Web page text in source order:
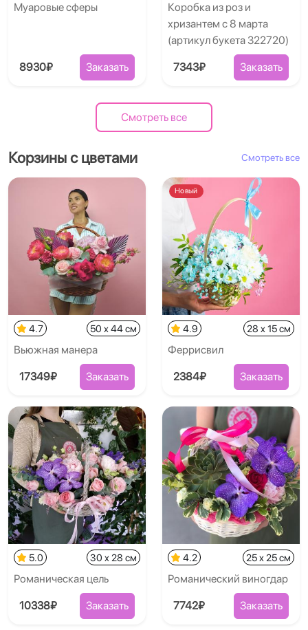
Муаровые сферы
8930₽ Заказать
Коробка из роз и
хризантем с 8 марта
(артикул букета 322720)
7343₽ Заказать
Смотреть все
Корзины с цветами Смотреть все
4.7 50 x 44 см
Вьюжная манера
17349₽ Заказать
Новый
4.9 28 x 15 см
Феррисвил
2384₽ Заказать
5.0 30 x 28 см
Романическая цель
10338₽ Заказать
4.2 25 x 25 см
Романический виногдар
7742₽ Заказать